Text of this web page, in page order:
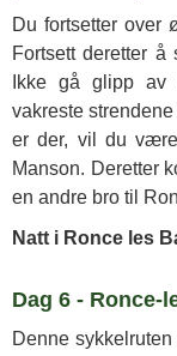
Du fortsetter over
Fortsett deretter
Ikke gå glipp
vakreste
er der, vil du
Manson. Deretter
en andre bro til
Natt i Ronce les
Dag 6 - Ronce-
Denne